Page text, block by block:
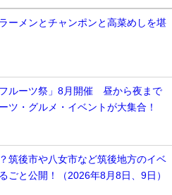
ーメンとチャンポンと高菜めしを堪
ルーツ祭」8月開催 昼から夜まで
ツ・グルメ・イベントが大集合！
筑後市や八女市など筑後地方のイベ
ごと公開！（2026年8月8日、9日）